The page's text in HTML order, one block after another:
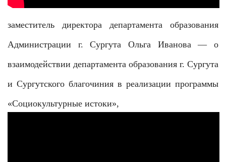
заместитель директора департамента образования
Администрации г. Сургута Ольга Иванова — о
взаимодействии департамента образования г. Сургута
и Сургутского благочиния в реализации программы
«Социокультурные истоки»,